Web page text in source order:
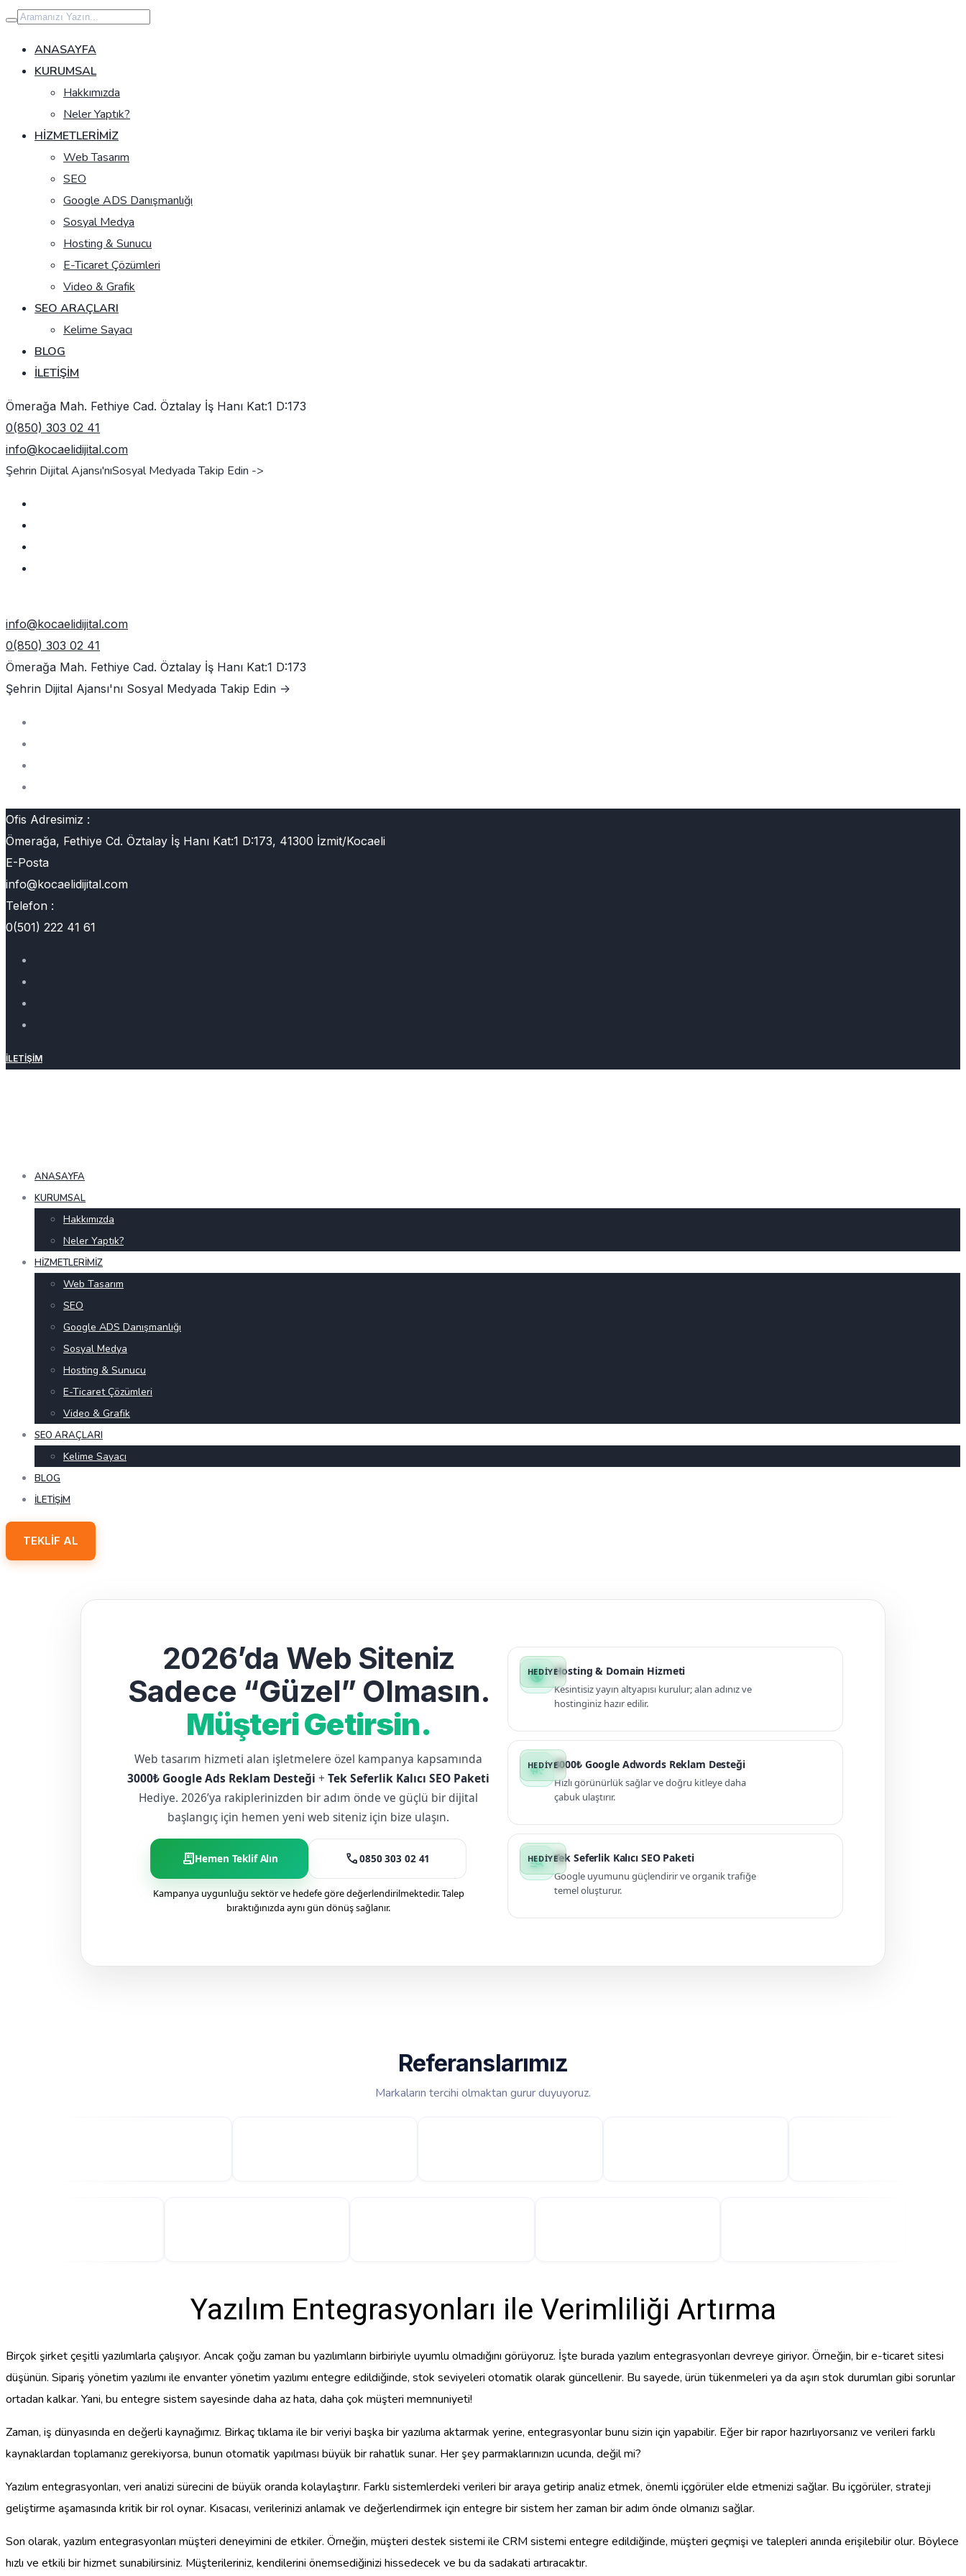
İçeriğe
geç
ANASAYFA
KURUMSAL
Hakkımızda
Neler Yaptık?
HIZMETLERIMIZ
Web Tasarım
SEO
Google ADS Danışmanlığı
Sosyal Medya
Hosting & Sunucu
E-Ticaret Çözümleri
Video & Grafik
SEO ARAÇLARI
Kelime Sayacı
BLOG
İLETIŞIM
Ömerağa Mah. Fethiye Cad. Öztalay İş Hanı Kat:1 D:173
0(850) 303 02 41
info@kocaelidijital.com
Şehrin Dijital Ajansı'nıSosyal Medyada Takip Edin ->
info@kocaelidijital.com
0(850) 303 02 41
Ömerağa Mah. Fethiye Cad. Öztalay İş Hanı Kat:1 D:173
Şehrin Dijital Ajansı'nı Sosyal Medyada Takip Edin ->
Ofis Adresimiz :
Ömerağa, Fethiye Cd. Öztalay İş Hanı Kat:1 D:173, 41300 İzmit/Kocaeli
E-Posta
info@kocaelidijital.com
Telefon :
0(501) 222 41 61
İLETIŞIM
ANASAYFA
KURUMSAL
Hakkımızda
Neler Yaptık?
HIZMETLERIMIZ
Web Tasarım
SEO
Google ADS Danışmanlığı
Sosyal Medya
Hosting & Sunucu
E-Ticaret Çözümleri
Video & Grafik
SEO ARAÇLARI
Kelime Sayacı
BLOG
İLETIŞIM
TEKLIF AL
2026’da Web Siteniz
Sadece “Güzel” Olmasın.
Müşteri Getirsin.
Web tasarım hizmeti alan işletmelere özel kampanya kapsamında
3000₺ Google Ads Reklam Desteği +Tek Seferlik Kalıcı SEO Paketi
Hediye. 2026’ya rakiplerinizden bir adım önde ve güçlü bir dijital
başlangıç için hemen yeni web siteniz için bize ulaşın.
receipt_longHemen Teklif Alın call0850 303 02 41
Kampanya uygunluğu sektör ve hedefe göre değerlendirilmektedir. Talep
bıraktığınızda aynı gün dönüş sağlanır.
public Hosting & Domain Hizmeti
Kesintisiz yayın altyapısı kurulur; alan adınız ve
hostinginiz hazır edilir.
campaign 3000₺ Google Adwords Reklam Desteği
Hızlı görünürlük sağlar ve doğru kitleye daha
çabuk ulaştırır.
manage_search Tek Seferlik Kalıcı SEO Paketi
Google uyumunu güçlendirir ve organik trafiğe
temel oluşturur.
Referanslarımız
Markaların tercihi olmaktan gurur duyuyoruz.
Yazılım Entegrasyonları ile Verimliliği Artırma
Birçok şirket çeşitli yazılımlarla çalışıyor. Ancak çoğu zaman bu yazılımların birbiriyle uyumlu olmadığını görüyoruz. İşte burada yazılım entegrasyonları devreye giriyor. Örneğin, bir e-ticaret sitesi
düşünün. Sipariş yönetim yazılımı ile envanter yönetim yazılımı entegre edildiğinde, stok seviyeleri otomatik olarak güncellenir. Bu sayede, ürün tükenmeleri ya da aşırı stok durumları gibi sorunlar
ortadan kalkar. Yani, bu entegre sistem sayesinde daha az hata, daha çok müşteri memnuniyeti!
Zaman, iş dünyasında en değerli kaynağımız. Birkaç tıklama ile bir veriyi başka bir yazılıma aktarmak yerine, entegrasyonlar bunu sizin için yapabilir. Eğer bir rapor hazırlıyorsanız ve verileri farklı
kaynaklardan toplamanız gerekiyorsa, bunun otomatik yapılması büyük bir rahatlık sunar. Her şey parmaklarınızın ucunda, değil mi?
Yazılım entegrasyonları, veri analizi sürecini de büyük oranda kolaylaştırır. Farklı sistemlerdeki verileri bir araya getirip analiz etmek, önemli içgörüler elde etmenizi sağlar. Bu içgörüler, strateji
geliştirme aşamasında kritik bir rol oynar. Kısacası, verilerinizi anlamak ve değerlendirmek için entegre bir sistem her zaman bir adım önde olmanızı sağlar.
Son olarak, yazılım entegrasyonları müşteri deneyimini de etkiler. Örneğin, müşteri destek sistemi ile CRM sistemi entegre edildiğinde, müşteri geçmişi ve talepleri anında erişilebilir olur. Böylece
hızlı ve etkili bir hizmet sunabilirsiniz. Müşterileriniz, kendilerini önemsediğinizi hissedecek ve bu da sadakati artıracaktır.